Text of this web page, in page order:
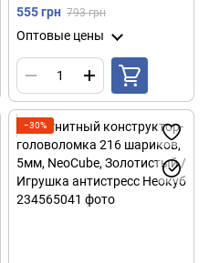
деталей, Cheangeble Track /
подсветкой и музыкой
555 грн 793 грн
Оптовые цены
−30%